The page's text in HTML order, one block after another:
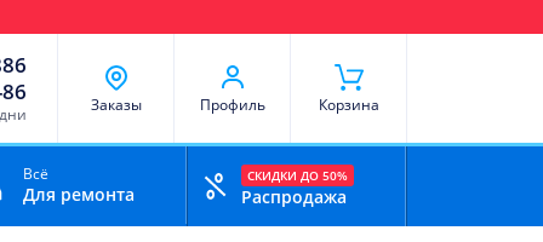
Заказы Профиль Корзина
Всё
Для ремонта
СКИДКИ ДО 50%
Распродажа